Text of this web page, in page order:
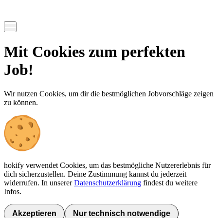
Mit Cookies zum perfekten
Job!
Wir nutzen Cookies, um dir die bestmöglichen Jobvorschläge zeigen
zu können.
hokify verwendet Cookies, um das bestmögliche Nutzererlebnis für
dich sicherzustellen. Deine Zustimmung kannst du jederzeit
widerrufen. In unsererDatenschutzerklärung findest du weitere
Infos.
Akzeptieren Nur technisch notwendige